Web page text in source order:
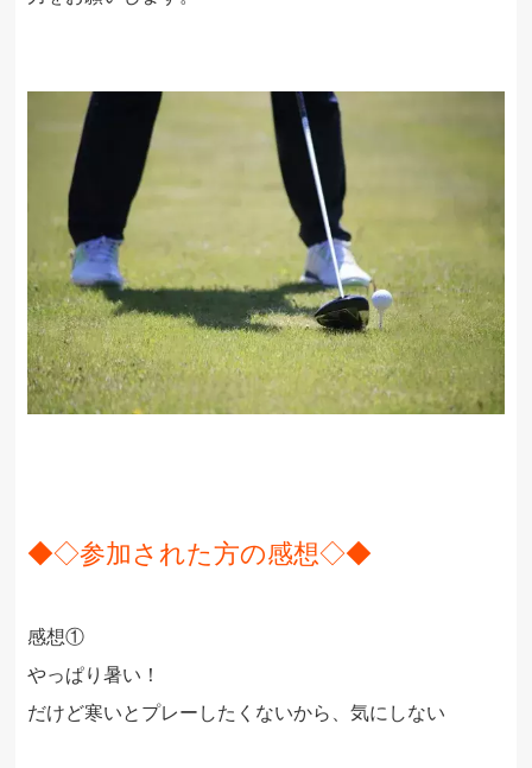
◆◇参加された方の感想◇◆
感想①
やっぱり暑い！
だけど寒いとプレーしたくないから、気にしない